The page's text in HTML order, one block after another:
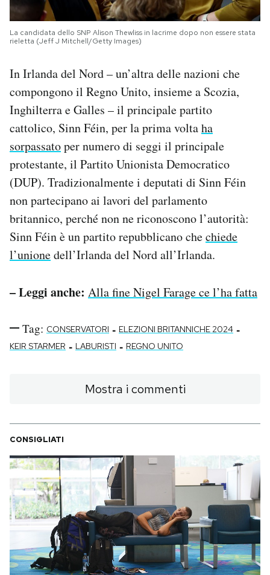
La candidata dello SNP Alison Thewliss in lacrime dopo non essere stata
rieletta (Jeff J Mitchell/Getty Images)
In Irlanda del Nord – un’altra delle nazioni che
compongono il Regno Unito, insieme a Scozia,
Inghilterra e Galles – il principale partito
cattolico, Sinn Féin, per la prima voltaha
sorpassatoper numero di seggi il principale
protestante, il Partito Unionista Democratico
(DUP). Tradizionalmente i deputati di Sinn Féin
non partecipano ai lavori del parlamento
britannico, perché non ne riconoscono l’autorità:
Sinn Féin è un partito repubblicano chechiede
l’unionedell’Irlanda del Nord all’Irlanda.
– Leggi anche: Alla fine Nigel Farage ce l’ha fatta
Tag: CONSERVATORI - ELEZIONI BRITANNICHE 2024 -
KEIR STARMER - LABURISTI - REGNO UNITO
Mostra i commenti
CONSIGLIATI